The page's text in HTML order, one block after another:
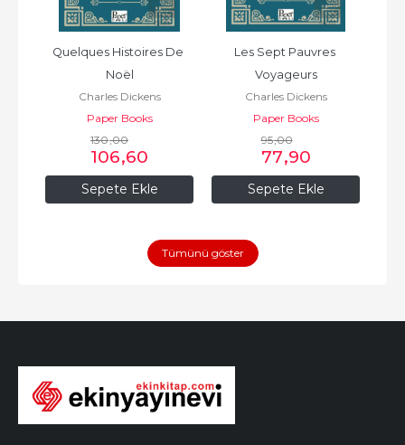
Sepete Ekle
Quelques Histoires De
Noël
Charles Dickens
Paper Books
130,00
106,60
Sepete Ekle
Les Sept Pauvres
Voyageurs
Charles Dickens
Paper Books
95,00
77,90
Tümünü göster